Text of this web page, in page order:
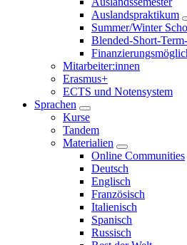
Auslandspraktikum
Summer/Winter
Blended-Short-
Mitarbeiter:innen
Erasmus+
ECTS und Notensystem
Sprachen
Kurse
Tandem
Materialien
Online Communities
Deutsch
Englisch
Französisch
Italienisch
Spanisch
Russisch